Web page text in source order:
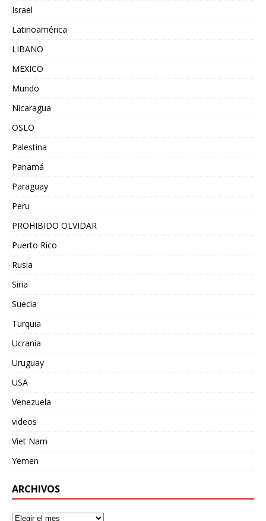
Israel
Latinoamérica
LIBANO
MEXICO
Mundo
Nicaragua
OSLO
Palestina
Panamá
Paraguay
Peru
PROHIBIDO OLVIDAR
Puerto Rico
Rusia
Siria
Suecia
Turquia
Ucrania
Uruguay
USA
Venezuela
videos
Viet Nam
Yemen
ARCHIVOS